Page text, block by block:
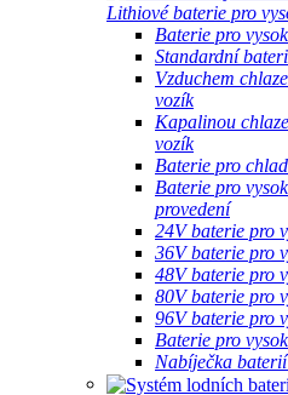
Lithiové baterie pro
Baterie pro
Standardní
Vzduchem
vozík
Kapalinou
vozík
Baterie pro
Baterie pro
provedení
24V baterie pro
36V baterie pro
48V baterie pro
80V baterie pro
96V baterie pro
Baterie pro
Nabíječka